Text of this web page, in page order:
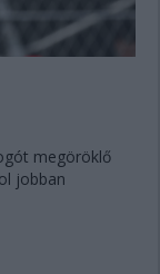
megöröklő
jobban